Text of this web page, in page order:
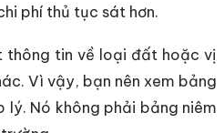
phí thủ tục sát hơn.
thông tin về loại đất hoặc vị
Vì vậy, bạn nên xem bảng
lý. Nó không phải bảng niêm